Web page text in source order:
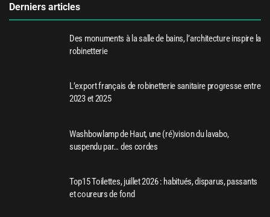
Derniers articles
Des monuments à la salle de bains, l’architecture inspire la
robinetterie
L’export français de robinetterie sanitaire progresse entre
2023 et 2025
Washbowlamp de Haut, une (ré)vision du lavabo,
suspendu par… des cordes
Top15 Toilettes, juillet 2026 : habitués, disparus, passants
et coureurs de fond